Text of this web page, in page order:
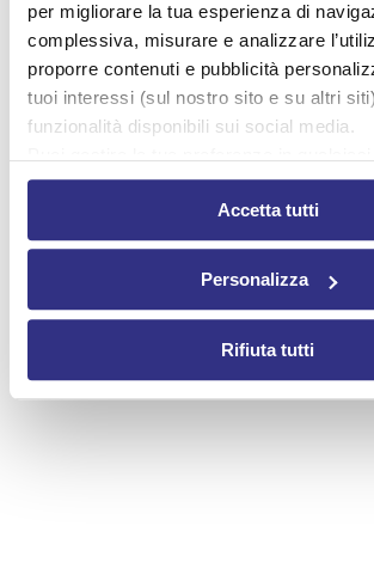
per migliorare la tua esperienza di
complessiva, misurare e analizzare
proporre contenuti e pubblicità
tuoi interessi (sul nostro sito e su altri
funzionalità disponibili sui social media.
cliccando su Impostazioni dei cookie.
informazioni sono disponibili nellaCookie
Privacy Policy.
Cliccando su “Accetta tutti” acconsenti
Accetta tutti
Personalizza
Rifiuta tutti